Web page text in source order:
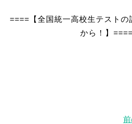
====【全国統一高校生テストの
から！】====